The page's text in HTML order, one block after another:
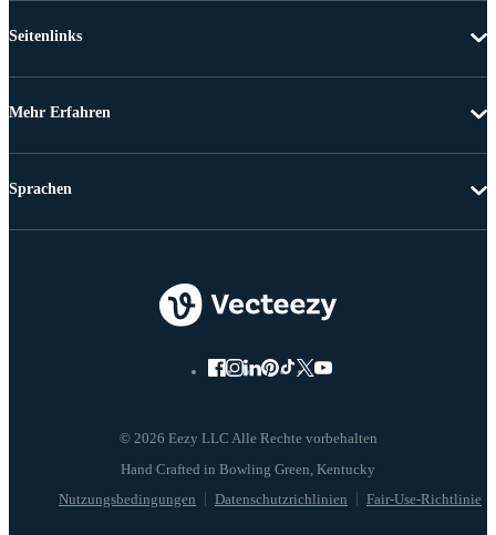
Seitenlinks
Mehr Erfahren
© 2026 Eezy LLC Alle Rechte vorbehalten
Nutzungsbedingungen Datenschutzrichlinien Fair-Use-Richtlinie
Sprachen